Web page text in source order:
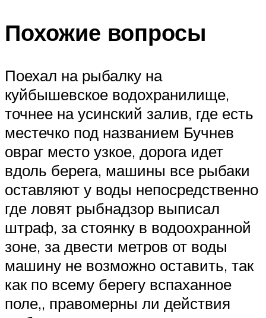
Похожие вопросы
Поехал на рыбалку на
куйбышевское водохранилище,
точнее на усинский залив, где есть
местечко под названием Бучнев
овраг место узкое, дорога идет
вдоль берега, машины все рыбаки
оставляют у воды непосредственно
где ловят рыбнадзор выписал
штраф, за стоянку в водоохранной
зоне, за двести метров от воды
машину не возможно оставить, так
как по всему берегу вспаханное
поле,, правомерны ли действия